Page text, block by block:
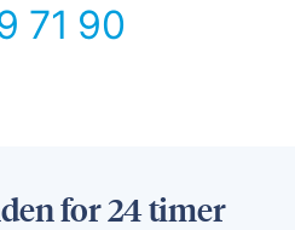
71 90
for 24 timer